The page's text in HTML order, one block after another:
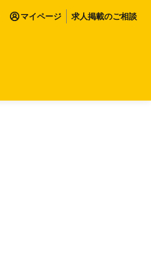
マイページ 求人掲載のご相談